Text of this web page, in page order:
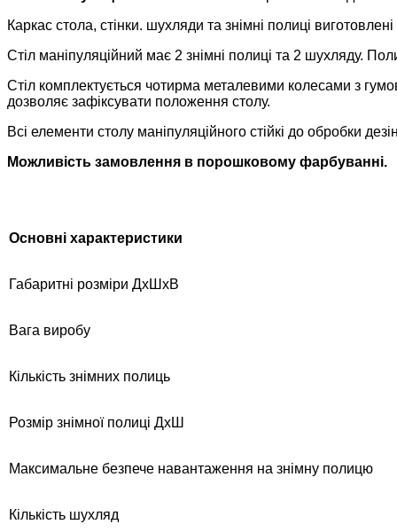
Каркас стола, стінки. шухляди та знімні полиці
Стіл маніпуляційний має 2 знімні полиці та 2 шухляду.
Стіл комплектується чотирма металевими колесами з
дозволяє зафіксувати положення столу.
Всі елементи столу маніпуляційного стійкі до обробки
Можливість замовлення в порошковому фарбуванні.
Основні характеристики
Габаритні розміри ДхШхВ
Вага виробу
Кількість знімних полиць
Розмір знімної полиці ДхШ
Максимальне безпече навантаження на знімну полицю
Кількість шухляд